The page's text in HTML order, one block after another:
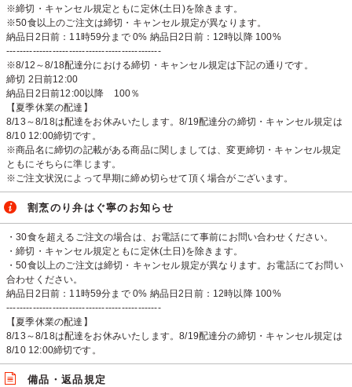
※締切・キャンセル規定ともに定休(土日)を除きます。
※50食以上のご注文は締切・キャンセル規定が異なります。
納品日2日前：11時59分まで 0% 納品日2日前：12時以降 100%
-----------------------------------------------
※8/12～8/18配達分における締切・キャンセル規定は下記の通りです。
締切 2日前12:00
納品日2日前12:00以降 100％
【夏季休業の配達】
8/13～8/18は配達をお休みいたします。8/19配達分の締切・キャンセル規定は
8/10 12:00締切です。
※商品名に締切の記載がある商品に関しましては、変更締切・キャンセル規定
ともにそちらに準じます。
※ご注文状況によって早期に締め切らせて頂く場合がございます。
割烹のり弁はぐ寧のお知らせ
・30食を超えるご注文の場合は、お電話にて事前にお問い合わせください。
・締切・キャンセル規定ともに定休(土日)を除きます。
・50食以上のご注文は締切・キャンセル規定が異なります。お電話にてお問い
合わせください。
納品日2日前：11時59分まで 0% 納品日2日前：12時以降 100%
-----------------------------------------------
【夏季休業の配達】
8/13～8/18は配達をお休みいたします。8/19配達分の締切・キャンセル規定は
8/10 12:00締切です。
備品・返品規定